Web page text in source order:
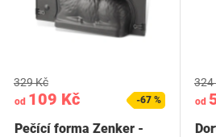
od 109 Kč
329 Kč
-67 %
Pečící forma Zenker -
od
324